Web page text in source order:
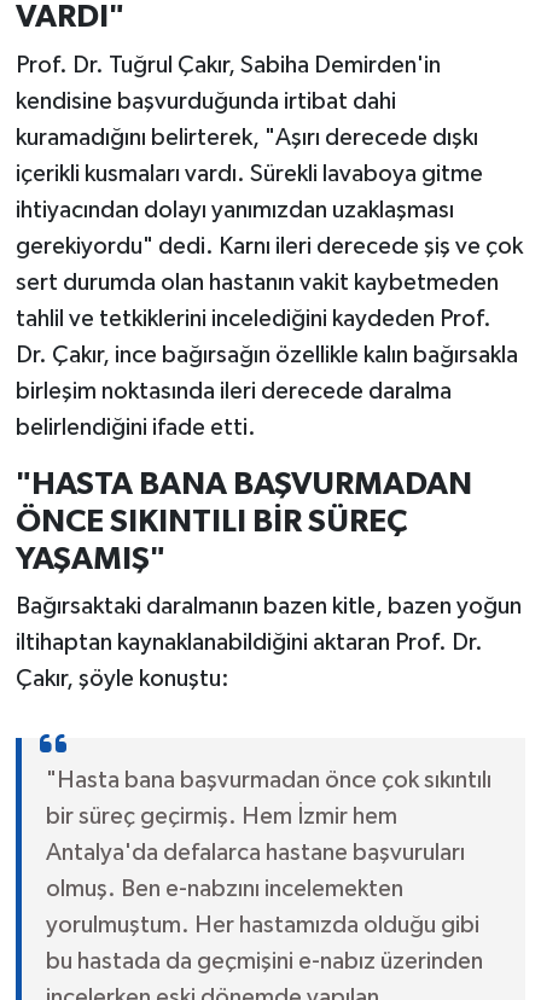
VARDI"
Prof. Dr. Tuğrul Çakır, Sabiha Demirden'in
kendisine başvurduğunda irtibat dahi
kuramadığını belirterek, "Aşırı derecede dışkı
içerikli kusmaları vardı. Sürekli lavaboya gitme
ihtiyacından dolayı yanımızdan uzaklaşması
gerekiyordu" dedi. Karnı ileri derecede şiş ve çok
sert durumda olan hastanın vakit kaybetmeden
tahlil ve tetkiklerini incelediğini kaydeden Prof.
Dr. Çakır, ince bağırsağın özellikle kalın bağırsakla
birleşim noktasında ileri derecede daralma
belirlendiğini ifade etti.
"HASTA BANA BAŞVURMADAN
ÖNCE SIKINTILI BİR SÜREÇ
YAŞAMIŞ"
Bağırsaktaki daralmanın bazen kitle, bazen yoğun
iltihaptan kaynaklanabildiğini aktaran Prof. Dr.
Çakır, şöyle konuştu:
"Hasta bana başvurmadan önce çok sıkıntılı
bir süreç geçirmiş. Hem İzmir hem
Antalya'da defalarca hastane başvuruları
olmuş. Ben e-nabzını incelemekten
yorulmuştum. Her hastamızda olduğu gibi
bu hastada da geçmişini e-nabız üzerinden